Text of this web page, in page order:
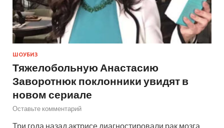
ШОУБИЗ
Тяжелобольную Анастасию
Заворотнюк поклонники увидят в
новом сериале
Оставьте комментарий
Три года назад актрисе диагностировали рак мозга